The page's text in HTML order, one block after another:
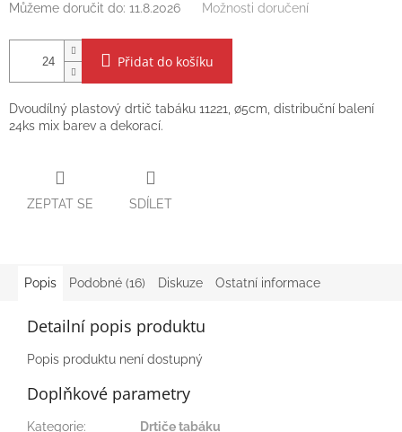
Můžeme doručit do: 11.8.2026 Možnosti doručení
Přidat do košíku
Dvoudílný plastový drtič tabáku 11221, ∅5cm, distribuční balení
24ks mix barev a dekorací.
ZEPTAT SE SDÍLET
Popis Podobné (16) Diskuze Ostatní informace
Detailní popis produktu
Popis produktu není dostupný
Doplňkové parametry
Kategorie: Drtiče tabáku